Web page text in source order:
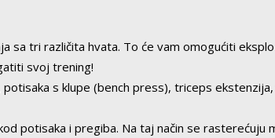
tri različita hvata. To će vam omogućiti
svoj trening!
s klupe (bench press), triceps
potisaka i pregiba. Na taj način se rasterećuju